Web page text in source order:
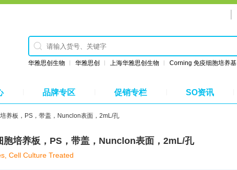
华雅思创生物 华雅思创 上海华雅思创生物 Corning 免疫细胞培养基
品牌专区 促销专栏 SO资讯
养板，PS，带盖，Nunclon表面，2mL/孔
胞培养板，PS，带盖，Nunclon表面，2mL/孔
Cell Culture Treated